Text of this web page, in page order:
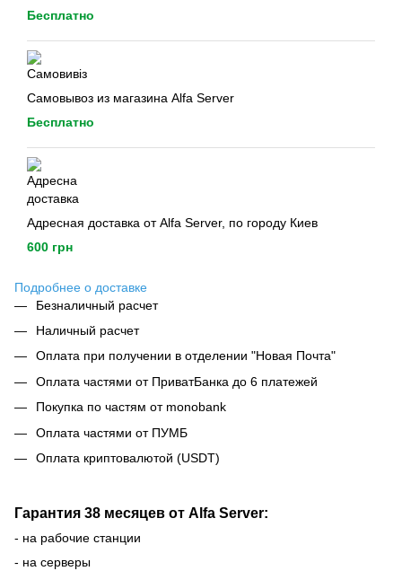
Бесплатно
Самовывоз из магазина Alfa Server
Бесплатно
Адресная доставка от Alfa Server, по городу Киев
600 грн
Подробнее о доставке
Безналичный расчет
Наличный расчет
Оплата при получении в отделении "Новая Почта"
Оплата частями от ПриватБанка до 6 платежей
Покупка по частям от monobank
Оплата частями от ПУМБ
Оплата криптовалютой (USDT)
Гарантия 38 месяцев от Alfa Server:
- на рабочие станции
- на серверы